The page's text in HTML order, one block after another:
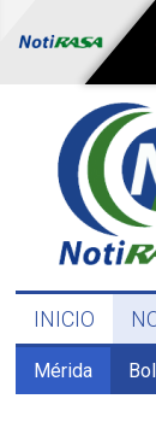
INICIO
Mérida